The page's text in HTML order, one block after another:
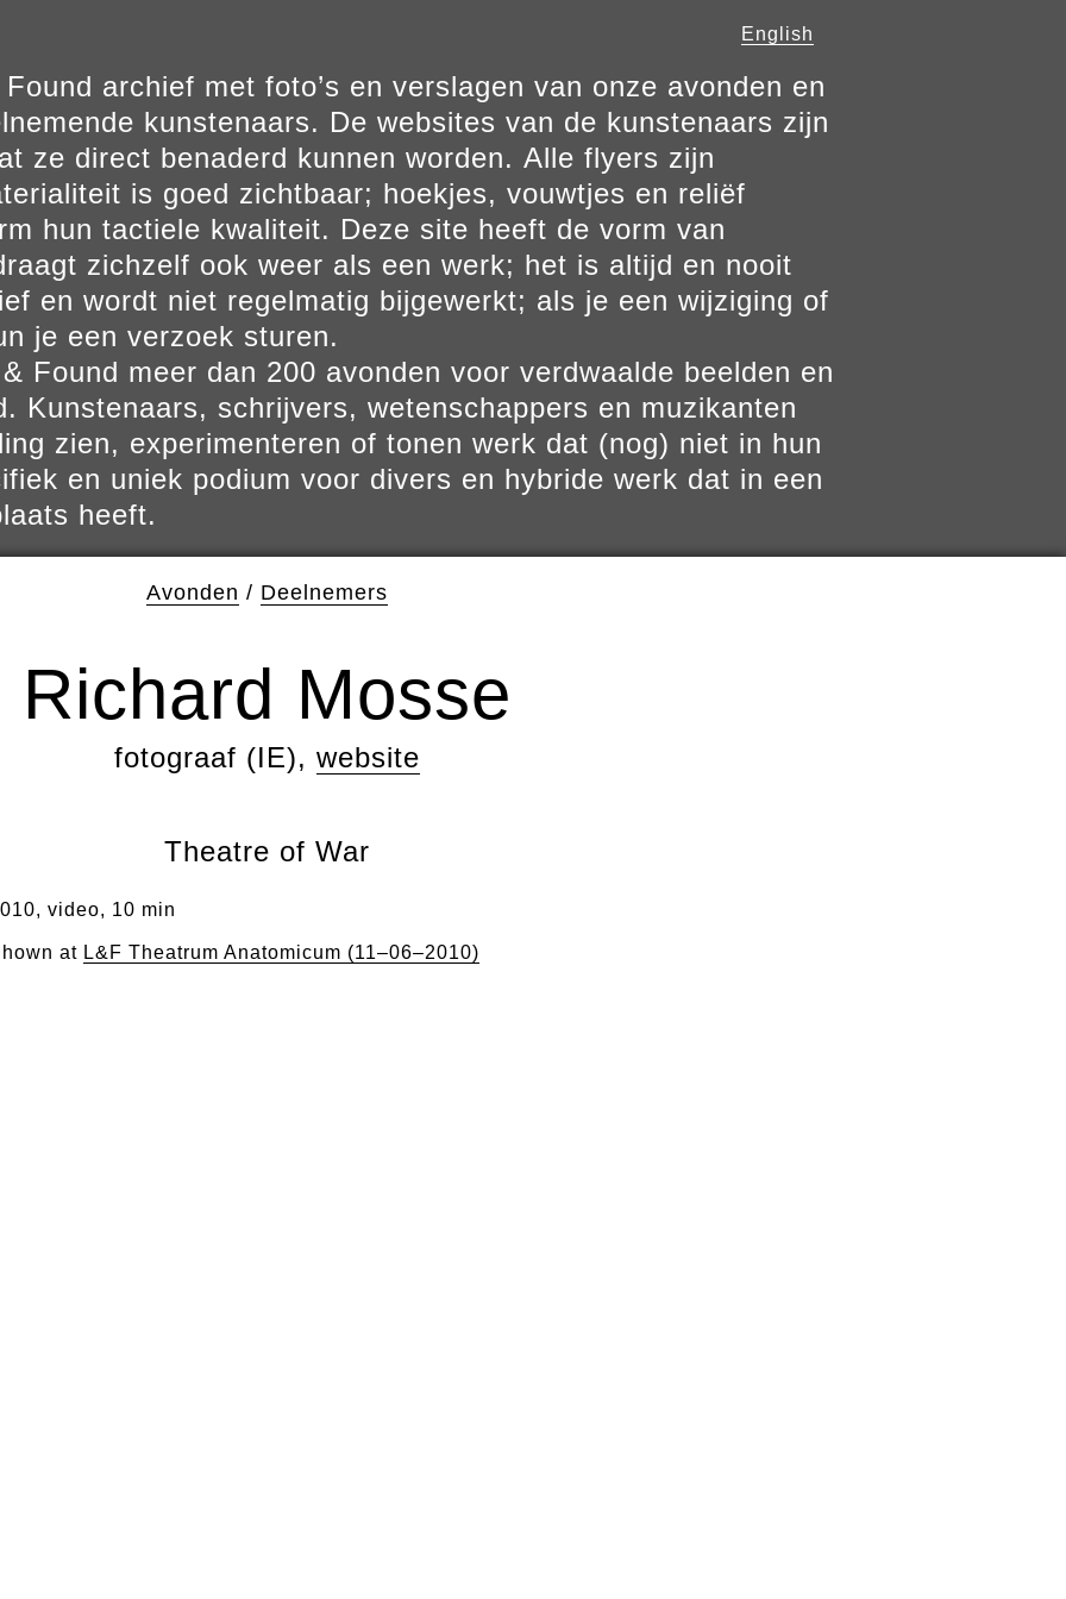
English
archief met foto’s en verslagen van onze avonden en
kunstenaars. De websites van de kunstenaars zijn
ze direct benaderd kunnen worden. Alle flyers zijn
is goed zichtbaar; hoekjes, vouwtjes en reliëf
hun tactiele kwaliteit. Deze site heeft de vorm van
zichzelf ook weer als een werk; het is altijd en nooit
en wordt niet regelmatig bijgewerkt; als je een wijziging of
je een verzoek sturen.
Found meer dan 200 avonden voor verdwaalde beelden en
Kunstenaars, schrijvers, wetenschappers en muzikanten
zien, experimenteren of tonen werk dat (nog) niet in hun
en uniek podium voor divers en hybride werk dat in een
heeft.
Avonden / Deelnemers
Richard Mosse
fotograaf (IE), website
Theatre of War
video, 10 min
at L&F Theatrum Anatomicum (11–06–2010)